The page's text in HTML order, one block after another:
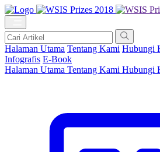
Halaman Utama Tentang Kami Hubungi
Infografis E-Book
Halaman Utama Tentang Kami Hubungi